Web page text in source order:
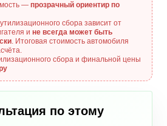
— прозрачный ориентир по
сбора зависит от
и не всегда может быть
. Итоговая стоимость автомобиля
сбора и финальной цены
по этому